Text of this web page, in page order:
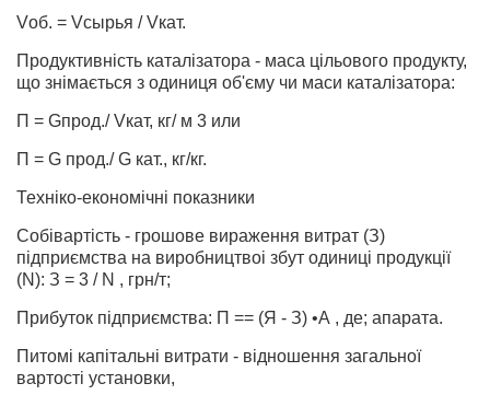
Vоб. = Vсырья / Vкат.
Продуктивність каталізатора - маса цільового продукту,
що знімається з одиниця об'єму чи маси каталізатора:
П = Gпрод./ Vкат, кг/ м 3 или
П = G прод./ G кат., кг/кг.
Техніко-економічні показники
Собівартість - грошове вираження витрат (З)
підприємства на виробництвоі збут одиниці продукції
(N): З = 3 / N , грн/т;
Прибуток підприємства: П == (Я - З) •А , де; апарата.
Питомі капітальні витрати - відношення загальної
вартості установки,